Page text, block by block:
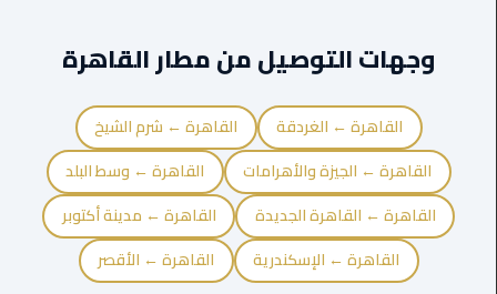
ليموزين
التجمع
الخامس
ليموزين
وجهات التوصيل من مطار القاهرة
القاهرة ← الغردقة
القاهرة ← شرم الشيخ
القاهرة ← الجيزة والأهرامات
القاهرة ← وسط البلد
القاهرة ← القاهرة الجديدة
القاهرة ← مدينة أكتوبر
القاهرة ← الإسكندرية
القاهرة ← الأقصر